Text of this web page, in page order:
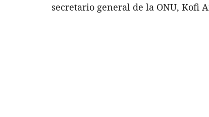
secretario general de la ONU, Kofi